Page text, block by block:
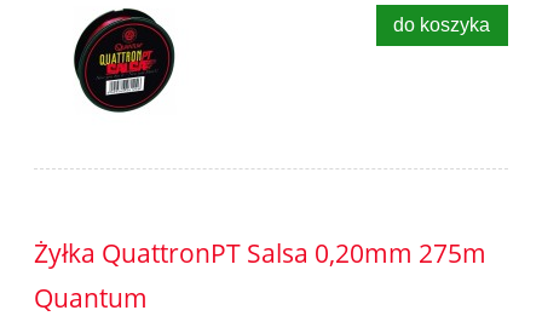
do koszyka
Żyłka QuattronPT Salsa 0,20mm 275m
Quantum